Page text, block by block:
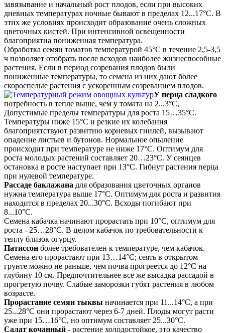
завязывание и начальный рост плодов, если при высоких
дневных температурах ночные бывают в пределах 12...17°С. В
этих же условиях происходит образование очень сложных
цветочных кистей. При интенсивной освещенности
благоприятна пониженная температура.
Обработка семян томатов температурой 45°С в течение 2,5-3,5
ч позволяет отобрать после всходов наиболее жизнеспособные
растения. Если в период созревания плодов были
пониженные температуры, то семена из них дают более
скороспелые растения с ускоренным созреванием плодов.
У перца сладкого
потребность в тепле выше, чем у томата на 2...3°С,
Допустимые пределы температуры для роста 15…35°С.
Температуры ниже 15°С и резкие их колебания
благоприятствуют развитию корневых гнилей, вызывают
опадение листьев и бутонов. Нормальное опыление
происходит при температуре не ниже 17°С. Оптимум для
роста молодых растений составляет 20…23°С. У сеянцев
остановка в росте наступает при 13°С. Гибнут растения перца
при нулевой температуре.
Рассаде баклажана для образования цветочных органов
нужна температура выше 17°С. Оптимум для роста и развития
находится в пределах 20...З0°С. Всходы погибают при
8...10°С.
Семена кабачка начинают прорастать при 10°С, оптимум для
роста - 25…28°С. В целом кабачок по требовательности к
теплу близок огурцу.
Патиссон более требователен к температуре, чем кабачок.
Семена его прорастают при 13…14°С; сеять в открытом
грунте можно не раньше, чем почва прогреется до 12°С на
глубину 10 см. Предпочтительнее все же высадка рассадой в
прогретую почву. Слабые заморозки губят растения в любом
возрасте.
Прорастание семян тыквы начинается при 11...14°С, а при
25...28°С они прорастают через 6-7 дней. Плоды могут расти
уже при 15…16°С, но оптимум составляет 25...З0°С.
Салат кочанный - растение холодостойкое, это качество